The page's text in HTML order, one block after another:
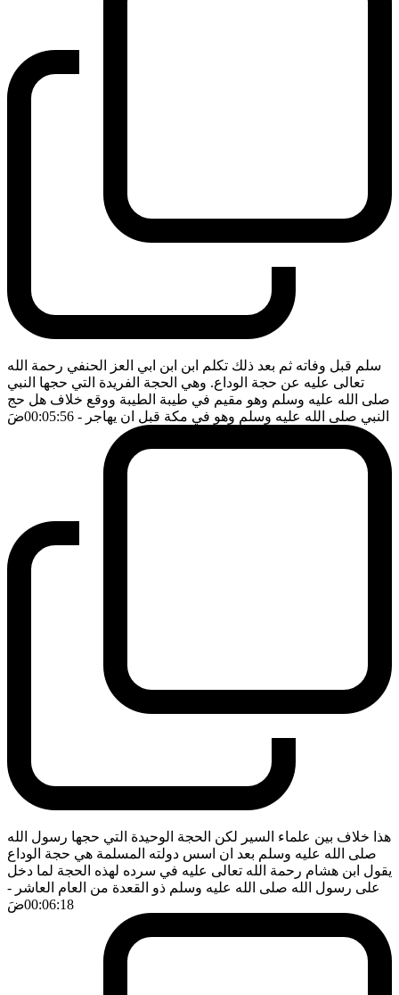
سلم قبل وفاته ثم بعد ذلك تكلم ابن ابن ابي العز الحنفي رحمة الله
تعالى عليه عن حجة الوداع. وهي الحجة الفريدة التي حجها النبي
صلى الله عليه وسلم وهو مقيم في طيبة الطيبة ووقع خلاف هل حج
النبي صلى الله عليه وسلم وهو في مكة قبل ان يهاجر - 00:05:56 ضَ
هذا خلاف بين علماء السير لكن الحجة الوحيدة التي حجها رسول الله
صلى الله عليه وسلم بعد ان اسس دولته المسلمة هي حجة الوداع
يقول ابن هشام رحمة الله تعالى عليه في سرده لهذه الحجة لما دخل
على رسول الله صلى الله عليه وسلم ذو القعدة من العام العاشر -
00:06:18ضَ